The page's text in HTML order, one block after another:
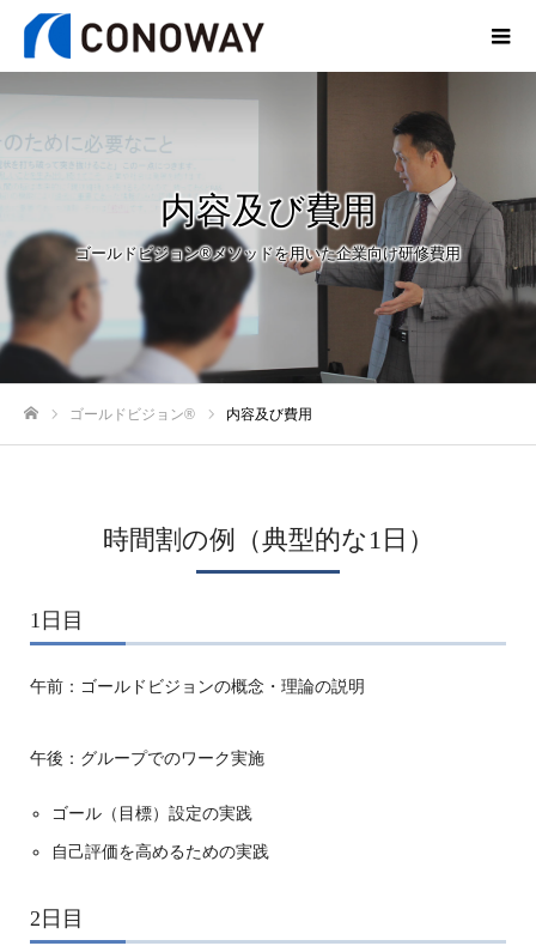
内容及び費用
ゴールドビジョン®メソッドを用いた企業向け研修費用
ゴールドビジョン® 内容及び費用
時間割の例（典型的な1日）
1日目
午前：ゴールドビジョンの概念・理論の説明
午後：グループでのワーク実施
ゴール（目標）設定の実践
自己評価を高めるための実践
2日目